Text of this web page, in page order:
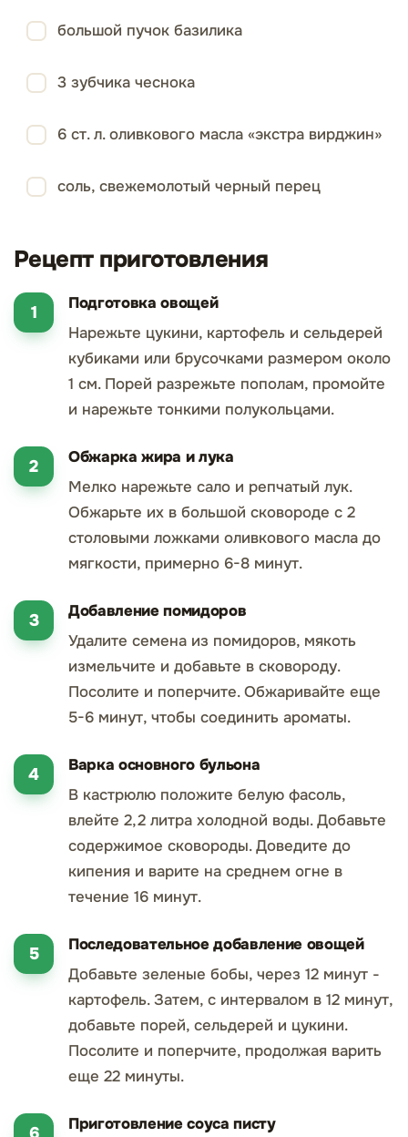
большой пучок базилика
3 зубчика чеснока
6 ст. л. оливкового масла «экстра вирджин»
соль, свежемолотый черный перец
Рецепт приготовления
Подготовка овощей
Нарежьте цукини, картофель и сельдерей
кубиками или брусочками размером около
1 см. Порей разрежьте пополам, промойте
и нарежьте тонкими полукольцами.
Обжарка жира и лука
Мелко нарежьте сало и репчатый лук.
Обжарьте их в большой сковороде с 2
столовыми ложками оливкового масла до
мягкости, примерно 6-8 минут.
Добавление помидоров
Удалите семена из помидоров, мякоть
измельчите и добавьте в сковороду.
Посолите и поперчите. Обжаривайте еще
5-6 минут, чтобы соединить ароматы.
Варка основного бульона
В кастрюлю положите белую фасоль,
влейте 2,2 литра холодной воды. Добавьте
содержимое сковороды. Доведите до
кипения и варите на среднем огне в
течение 16 минут.
Последовательное добавление овощей
Добавьте зеленые бобы, через 12 минут -
картофель. Затем, с интервалом в 12 минут,
добавьте порей, сельдерей и цукини.
Посолите и поперчите, продолжая варить
еще 22 минуты.
Приготовление соуса писту